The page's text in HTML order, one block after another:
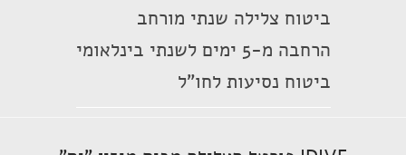
ביטוח צלילה שנתי מורחב
הרחבה מ-5 ימים לשנתי בינלאומי
ביטוח נסיעות לחו"ל